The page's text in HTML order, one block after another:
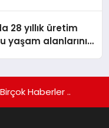
28 yıllık üretim
yaşam alanlarını
Haberler ..